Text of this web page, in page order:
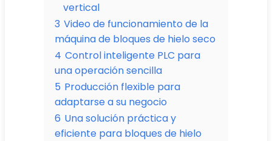
vertical
3 Video de funcionamiento de la
máquina de bloques de hielo seco
4 Control inteligente PLC para
una operación sencilla
5 Producción flexible para
adaptarse a su negocio
6 Una solución práctica y
eficiente para bloques de hielo